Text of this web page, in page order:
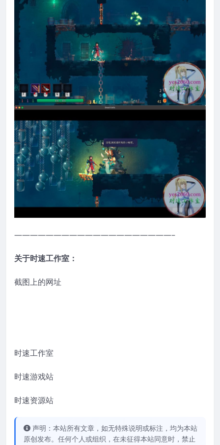
————————————————————–
关于时速工作室：
截图上的网址
时速工作室
时速游戏站
时速资源站
声明：本站所有文章，如无特殊说明或标注，均为本站
原创发布。任何个人或组织，在未征得本站同意时，禁止